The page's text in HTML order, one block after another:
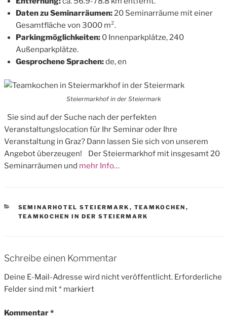
Daten zu Seminarräumen:20 Seminarräume mit einer
Gesamtfläche von 3000 m².
Parkingmöglichkeiten: 0 Innenparkplätze, 240
Außenparkplätze.
Gesprochene Sprachen:de, en
Steiermarkhof in der Steiermark
Sie sind auf der Suche nach der perfekten
Veranstaltungslocation für Ihr Seminar oder Ihre
Veranstaltung in Graz? Dann lassen Sie sich von unserem
Angebot überzeugen! Der Steiermarkhof mit insgesamt 20
Seminarräumen und mehr Info…
CATEGORIES
SEMINARHOTEL STEIERMARK , TEAMKOCHEN ,
TEAMKOCHEN IN DER STEIERMARK
Schreibe einen Kommentar
Deine E-Mail-Adresse wird nicht veröffentlicht. Erforderliche
Felder sind mit* markiert
Kommentar*